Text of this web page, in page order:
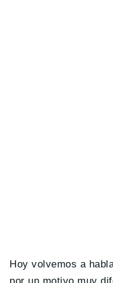
Hoy volvemos a